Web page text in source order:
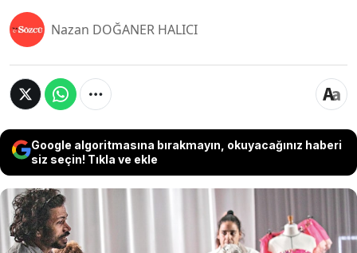
Nazan DOĞANER HALICI
Google algoritmasına bırakmayın, okuyacağınız haberi
siz seçin! Tıkla ve ekle